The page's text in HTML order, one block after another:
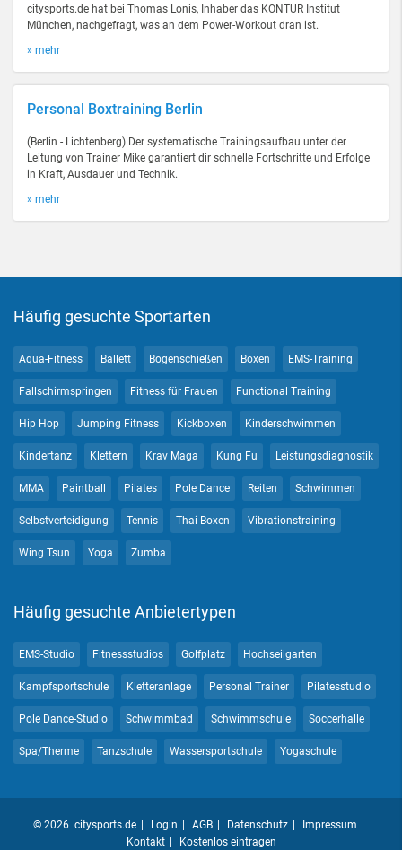
citysports.de hat bei Thomas Lonis, Inhaber das KONTUR Institut
München, nachgefragt, was an dem Power-Workout dran ist.
» mehr
Personal Boxtraining Berlin
(Berlin - Lichtenberg) Der systematische Trainingsaufbau unter der
Leitung von Trainer Mike garantiert dir schnelle Fortschritte und Erfolge
in Kraft, Ausdauer und Technik.
» mehr
Häufig gesuchte Sportarten
Aqua-Fitness Ballett Bogenschießen Boxen EMS-Training
Fallschirmspringen Fitness für Frauen Functional Training
Hip Hop Jumping Fitness Kickboxen Kinderschwimmen
Kindertanz Klettern Krav Maga Kung Fu Leistungsdiagnostik
MMA Paintball Pilates Pole Dance Reiten Schwimmen
Selbstverteidigung Tennis Thai-Boxen Vibrationstraining
Wing Tsun Yoga Zumba
Häufig gesuchte Anbietertypen
EMS-Studio Fitnessstudios Golfplatz Hochseilgarten
Kampfsportschule Kletteranlage Personal Trainer Pilatesstudio
Pole Dance-Studio Schwimmbad Schwimmschule Soccerhalle
Spa/Therme Tanzschule Wassersportschule Yogaschule
© 2026 citysports.de Login AGB Datenschutz
Impressum
Kontakt
Kostenlos eintragen